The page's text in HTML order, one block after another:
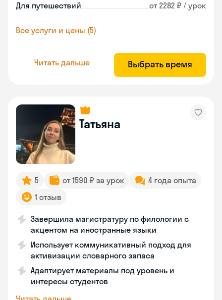
Для путешествий от 2282 ₽ / урок
Все услуги и цены (5)
Читать дальше Выбрать время
Татьяна
5 от 1590 ₽ за урок
4 года опыта
1 отзыв
Завершила магистратуру по филологии с
акцентом на иностранные языки
Использует коммуникативный подход для
активизации словарного запаса
Адаптирует материалы под уровень и
интересы студентов